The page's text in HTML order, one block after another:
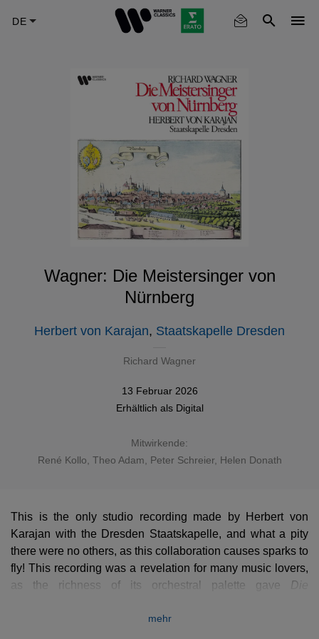
Wagner: Die Meistersinger von
Nürnberg
Herbert von Karajan, Staatskapelle Dresden
Richard Wagner
13 Februar 2026
Erhältlich als Digital
Mitwirkende:
René Kollo Theo Adam Peter Schreier, Helen Donath
This is the only studio recording made by Herbert von
Karajan with the Dresden Staatskapelle, and what a pity
there were no others, as this collaboration causes sparks to
fly! This recording was a revelation for many music lovers,
as the richness of its orchestral palette gave
Die
and finally did justice to this lyrical masterpiece. The
mehr